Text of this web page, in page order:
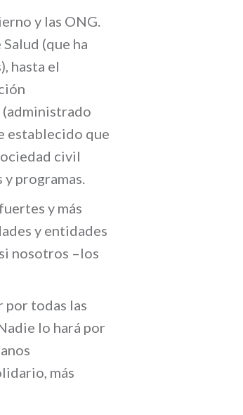
y las ONG.
(que ha
hasta el
establecido que
civil
programas.
y más
y entidades
nosotros –los
por todas las
lo hará por
más